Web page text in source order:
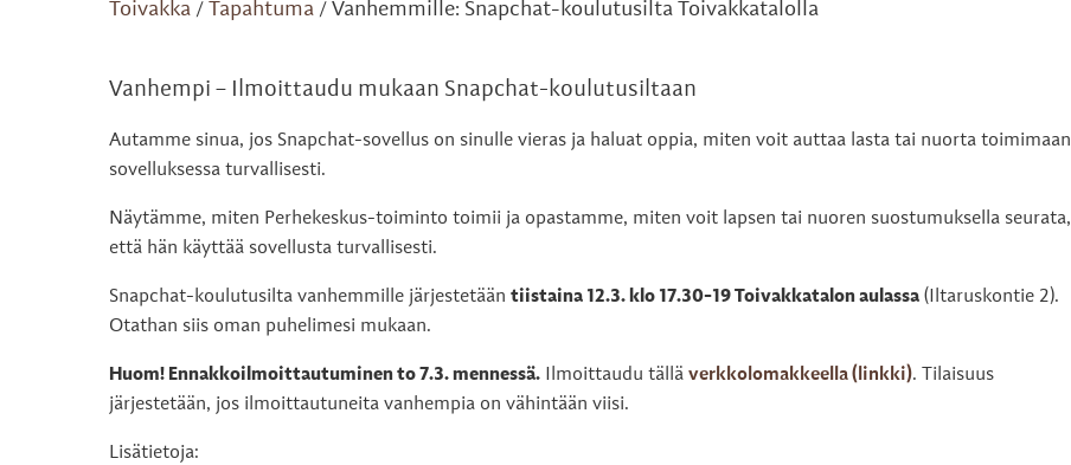
Toivakka / Tapahtuma / Vanhemmille: Snapchat-koulutusilta Toivakkatalolla
Vanhempi – Ilmoittaudu mukaan Snapchat-koulutusiltaan
Autamme sinua, jos Snapchat-sovellus on sinulle vieras ja haluat oppia, miten voit auttaa lasta tai nuorta toimimaan
sovelluksessa turvallisesti.
Näytämme, miten Perhekeskus-toiminto toimii ja opastamme, miten voit lapsen tai nuoren suostumuksella seurata,
että hän käyttää sovellusta turvallisesti.
Snapchat-koulutusilta vanhemmille järjestetään tiistaina 12.3. klo 17.30-19 Toivakkatalon aulassa (Iltaruskontie 2).
Otathan siis oman puhelimesi mukaan.
Huom! Ennakkoilmoittautuminen to 7.3. mennessä. Ilmoittaudu tällä verkkolomakkeella (linkki). Tilaisuus
järjestetään, jos ilmoittautuneita vanhempia on vähintään viisi.
Lisätietoja: